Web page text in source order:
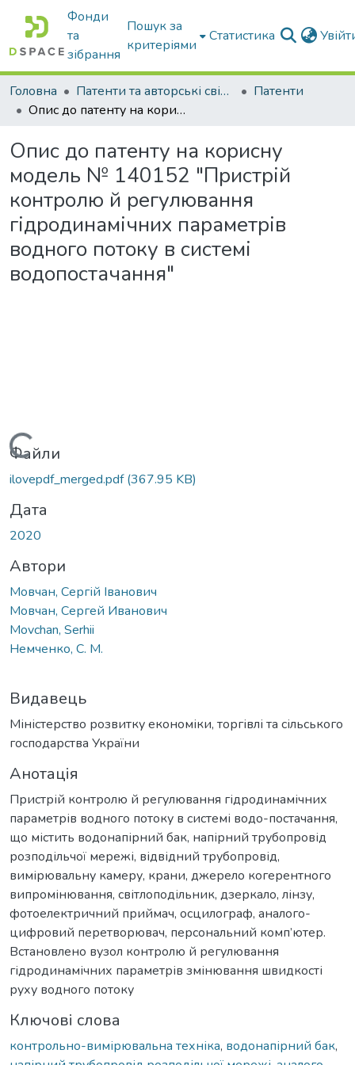
Фонди
та
зібрання
Пошук за
критеріями
Статистика
Головна Патенти та авторські свідоцтва
Патенти
Опис до патенту на корисну модель № 140152 "Пристрій контролю й регулювання гідродинамічних параметрів водного потоку в системі водопостачання"
Опис до патенту на корисну
модель № 140152 "Пристрій
контролю й регулювання
гідродинамічних параметрів
водного потоку в системі
водопостачання"
Вантажиться...
Файли
ilovepdf_merged.pdf(367.95 KB)
Дата
2020
Автори
Мовчан, Сергій Іванович
Мовчан, Сергей Иванович
Movchan, Serhii
Немченко, С. М.
Видавець
Міністерство розвитку економіки, торгівлі та сільського
господарства України
Анотація
Пристрій контролю й регулювання гідродинамічних
параметрів водного потоку в системі водо-постачання,
що містить водонапірний бак, напірний трубопровід
розподільчої мережі, відвідний трубопровід,
вимірювальну камеру, крани, джерело когерентного
випромінювання, світлоподільник, дзеркало, лінзу,
фотоелектричний приймач, осцилограф, аналого-
цифровий перетворювач, персональний комп’ютер.
Встановлено вузол контролю й регулювання
гідродинамічних параметрів змінювання швидкості
руху водного потоку
Ключові слова
контрольно-вимірювальна техніка, водонапірний бак,